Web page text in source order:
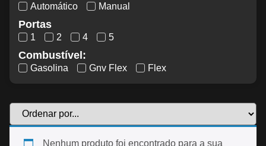
Automático Manual
Portas
1 2 4 5
Combustível:
Gasolina Gnv Flex Flex
Nenhum produto foi encontrado para a sua